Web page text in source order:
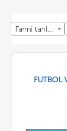
Fanni tanlang
FUTBOL